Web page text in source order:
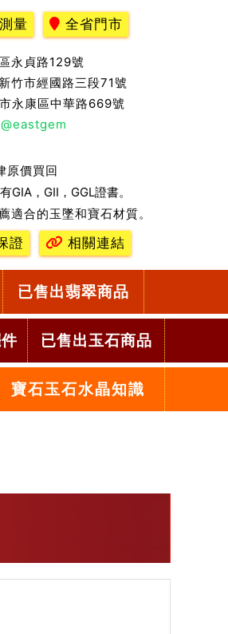
量 全省門市
永貞路129號
竹市經國路三段71號
永康區中華路669號
@eastgem
原價買回
GIA，GII，GGL證書。
適合的玉墜和寶石材質。
證 相關連結
已售出翡翠商品
已售出玉石商品
寶石玉石水晶知識